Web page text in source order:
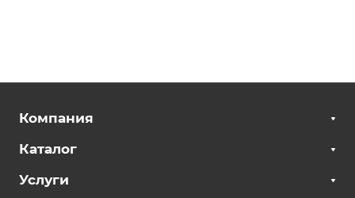
Компания
Каталог
Услуги